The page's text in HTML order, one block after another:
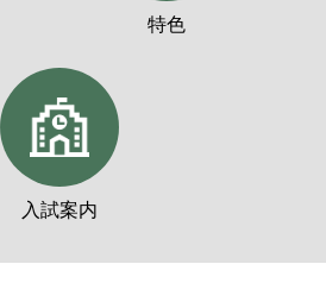
特色
入試案内